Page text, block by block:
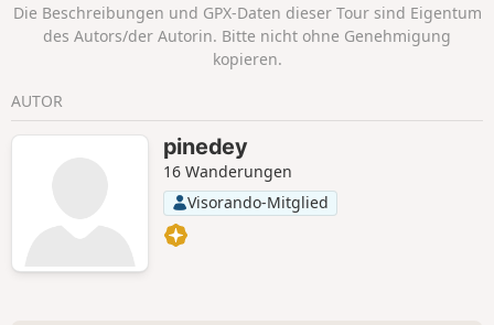
Die Beschreibungen und GPX-Daten dieser Tour sind Eigentum
des Autors/der Autorin. Bitte nicht ohne Genehmigung
kopieren.
AUTOR
pinedey
16 Wanderungen
Visorando-Mitglied